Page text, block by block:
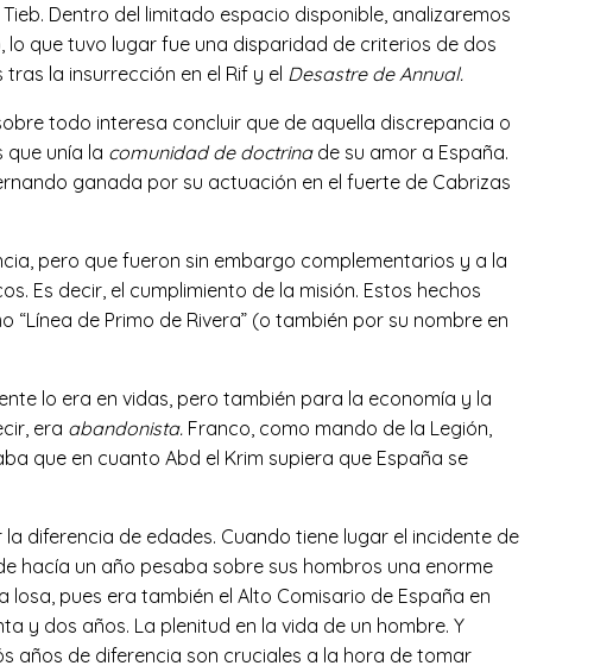
Dentro del limitado espacio disponible, analizaremos
que tuvo lugar fue una disparidad de criterios de dos
la insurrección en el Rif y el Desastre de Annual.
todo interesa concluir que de aquella discrepancia o
unía la comunidad de doctrinade su amor a España.
ganada por su actuación en el fuerte de Cabrizas
pero que fueron sin embargo complementarios y a la
Es decir, el cumplimiento de la misión. Estos hechos
de Primo de Rivera” (o también por su nombre en
lo era en vidas, pero también para la economía y la
era abandonista. Franco, como mando de la Legión,
que en cuanto Abd el Krim supiera que España se
diferencia de edades. Cuando tiene lugar el incidente de
hacía un año pesaba sobre sus hombros una enorme
pues era también el Alto Comisario de España en
y dos años. La plenitud en la vida de un hombre. Y
años de diferencia son cruciales a la hora de tomar